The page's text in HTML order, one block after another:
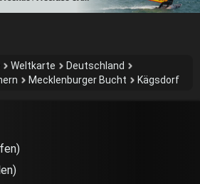
Weltkarte
Deutschland
Mecklenburger Bucht Kägsdorf